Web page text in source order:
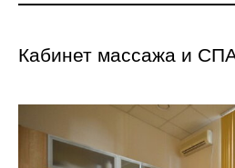
Кабинет массажа и